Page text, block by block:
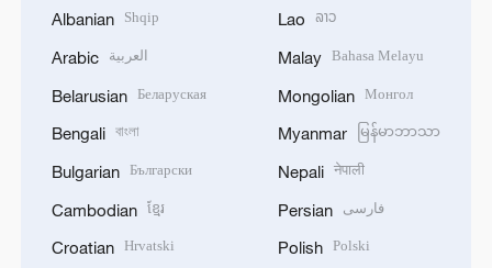
Albanian Shqip
Arabic العربية
Belarusian Беларуская
Bengali বাংলা
Bulgarian Български
Cambodian ខ្មែរ
Croatian Hrvatski
Lao ລາວ
Malay Bahasa Melayu
Mongolian Монгол
Myanmar မြန်မာဘာသာ
Nepali नेपाली
Persian فارسی
Polish Polski